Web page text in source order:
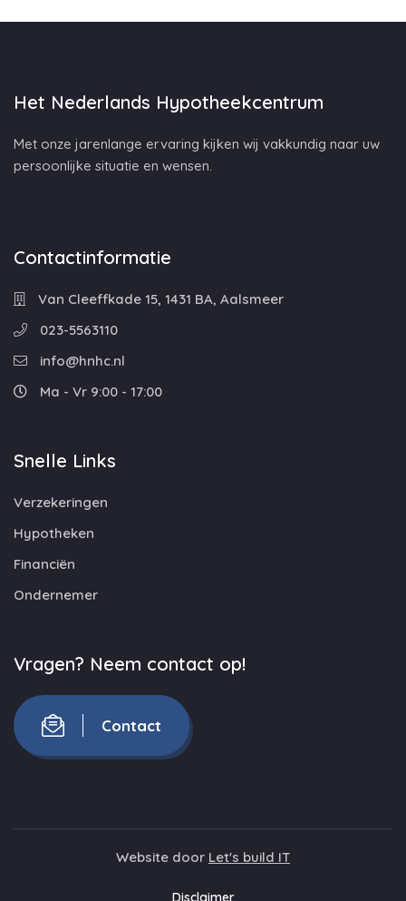
Het Nederlands Hypotheekcentrum
Met onze jarenlange ervaring kijken wij vakkundig naar uw
persoonlijke situatie en wensen.
Contactinformatie
Van Cleeffkade 15, 1431 BA, Aalsmeer
023-5563110
info@hnhc.nl
Ma - Vr 9:00 - 17:00
Snelle Links
Verzekeringen
Hypotheken
Financiën
Ondernemer
Vragen? Neem contact op!
Contact
Website door Let's build IT
Disclaimer